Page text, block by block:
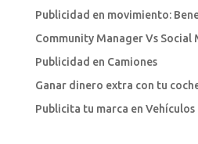
Publicidad en movimiento:
Community Manager Vs Social
Publicidad en Camiones
Ganar dinero extra con tu
Publicita tu marca en